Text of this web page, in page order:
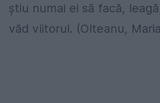
ştiu numai ei să facă,
văd viitorul. (Olteanu,